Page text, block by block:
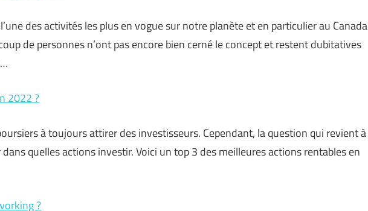
des activités les plus en vogue sur notre planète et en particulier au Canada
de personnes n’ont pas encore bien cerné le concept et restent dubitatives
2022 ?
à toujours attirer des investisseurs. Cependant, la question qui revient à
quelles actions investir. Voici un top 3 des meilleures actions rentables en
?